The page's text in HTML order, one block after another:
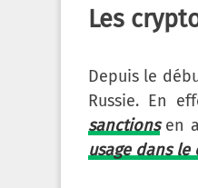
Les
Depuis le
Russie. En
sanctionsen
usage dans